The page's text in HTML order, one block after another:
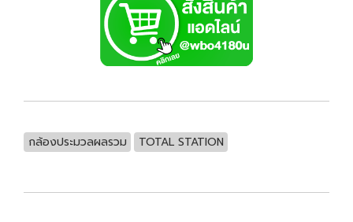
กล้องประมวลผลรวม TOTAL STATION